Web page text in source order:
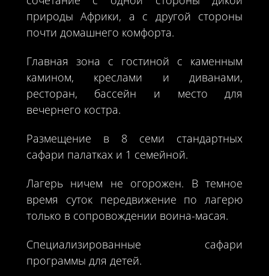
природы Африки, а с другой стороны
почти домашнего комфорта.
Главная зона с гостиной с каменным
камином, креслами и диванами,
ресторан, бассейн и место для
вечернего костра.
Размещение в 8 семи стандартных
сафари палатках и 1 семейной.
Лагерь ничем не огорожен. В темное
время суток передвижение по лагерю
только в сопровождении воина-масая.
Специализированные сафари
программы для детей.